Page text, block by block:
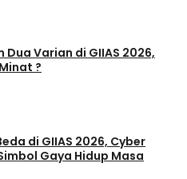
Dua Varian di GIIAS 2026,
?
di GIIAS 2026, Cyber
Gaya Hidup Masa